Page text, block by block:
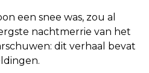
een snee was, zou al
nachtmerrie van het
dit verhaal bevat